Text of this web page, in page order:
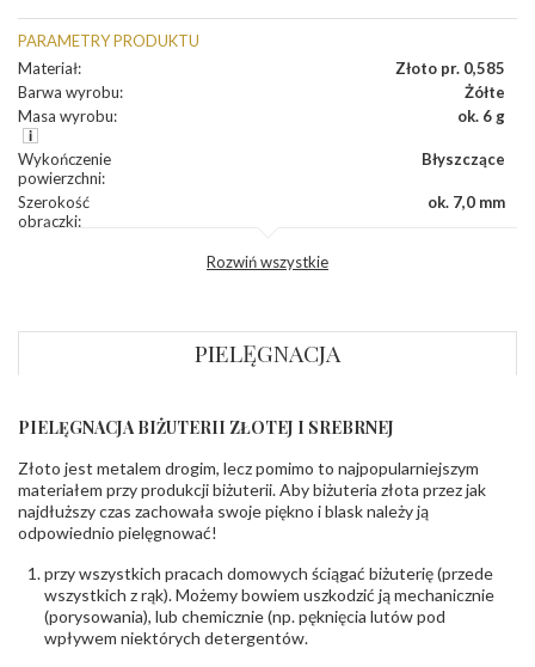
PARAMETRY PRODUKTU
Materiał:
Złoto pr. 0,585
Barwa wyrobu:
Żółte
Masa wyrobu: ok. 6 g
Wykończenie
powierzchni:
Błyszczące
Szerokość
obrączki:
ok. 7,0 mm
INNE PARAMETRY
Producent
odpowiedzialny:
Łazur sp.j. Kowalowy 134 38-200 Jasło; NIP:
6850004631; tel.13 44 56 100;
biuro@obraczki.pl ,PZ Stelmach Sp. z o.o. ul.
Północna 22 45-805 Opole; NIP 7542889545;
Tel. +48 77 54 90 100; biuro@stelmach.pl
Bezpieczeństwo
- rodzaj
ostrzeżenia:
Nie nadaje się dla dzieci w wieku poniżej 3 lat
, Elementy w wyrobie wykonane z białego złota
zawierają nikiel
Rozwiń wszystkie
PIELĘGNACJA
PIELĘGNACJA BIŻUTERII ZŁOTEJ I SREBRNEJ
Złoto jest metalem drogim, lecz pomimo to najpopularniejszym
materiałem przy produkcji biżuterii. Aby biżuteria złota przez jak
najdłuższy czas zachowała swoje piękno i blask należy ją
odpowiednio pielęgnować!
przy wszystkich pracach domowych ściągać biżuterię (przede
wszystkich z rąk). Możemy bowiem uszkodzić ją mechanicznie
(porysowania), lub chemicznie (np. pęknięcia lutów pod
wpływem niektórych detergentów.